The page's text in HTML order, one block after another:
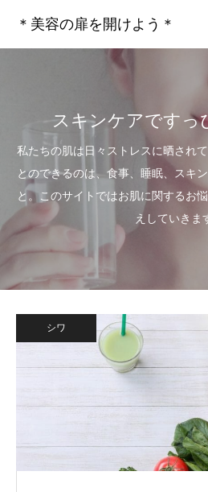
＊美容の扉を開けよう＊
スキンケアですっ
私たちの肌は日々ストレスに晒され
とのできるのは、食事、睡眠、スキ
と。このサイトではお肌に関するお
えしていきま
シワ